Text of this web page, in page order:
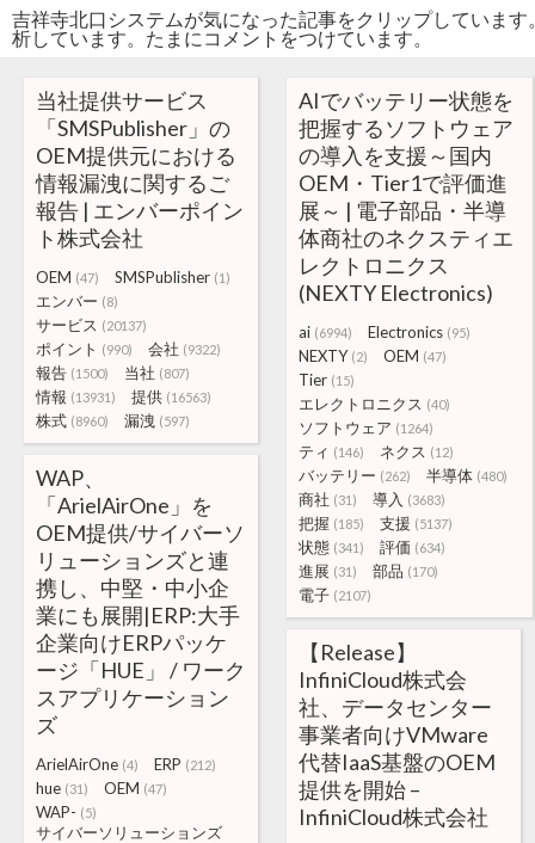
吉祥寺北口システムが気になった記事をクリップしていま
析しています。たまにコメントをつけています。
当社提供サービス
「SMSPublisher」の
OEM提供元における
情報漏洩に関するご
報告 | エンバーポイン
ト株式会社
OEM (47) SMSPublisher (1)
エンバー (8)
サービス (20137)
ポイント (990) 会社 (9322)
報告 (1500) 当社 (807)
情報 (13931) 提供 (16563)
株式 (8960) 漏洩 (597)
AIでバッテリー状態を
把握するソフトウェア
の導入を支援～国内
OEM・Tier1で評価進
展～ | 電子部品・半導
体商社のネクスティエ
レクトロニクス
(NEXTY Electronics)
ai (6994) Electronics (95)
NEXTY (2) OEM (47)
Tier (15)
エレクトロニクス (40)
ソフトウェア (1264)
ティ (146) ネクス (12)
バッテリー (262) 半導体 (480)
商社 (31) 導入 (3683)
把握 (185) 支援 (5137)
状態 (341) 評価 (634)
進展 (31) 部品 (170)
電子 (2107)
WAP、
「ArielAirOne」を
OEM提供/サイバーソ
リューションズと連
携し、中堅・中小企
業にも展開|ERP:大手
企業向けERPパッケ
ージ「HUE」 / ワーク
スアプリケーション
ズ
ArielAirOne (4) ERP (212)
hue (31) OEM (47)
WAP- (5)
サイバーソリューションズ
【Release】
InfiniCloud株式会
社、データセンター
事業者向けVMware
代替IaaS基盤のOEM
提供を開始 –
InfiniCloud株式会社